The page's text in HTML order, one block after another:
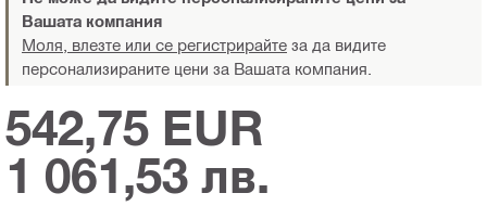
Вашата компания
Моля, влезте или се регистрирайте за да видите
персонализираните цени за Вашата компания.
542,75 EUR
1 061,53 лв.